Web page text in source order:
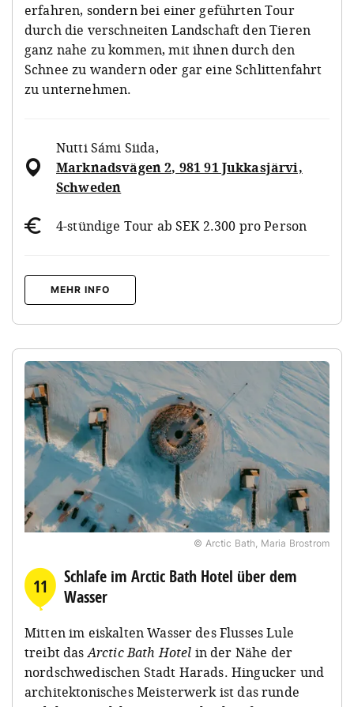
erfahren, sondern bei einer geführten Tour
durch die verschneiten Landschaft den Tieren
ganz nahe zu kommen, mit ihnen durch den
Schnee zu wandern oder gar eine Schlittenfahrt
zu unternehmen.
Nutti Sámi Siida,
Marknadsvägen 2, 981 91 Jukkasjärvi,
Schweden
4-stündige Tour ab SEK 2.300 pro Person
MEHR INFO
© Arctic Bath, Maria Brostrom
11
Schlafe im Arctic Bath Hotel über dem
Wasser
Mitten im eiskalten Wasser des Flusses Lule
treibt dasArctic Bath Hotel in der Nähe der
nordschwedischen Stadt Harads. Hingucker und
architektonisches Meisterwerk ist das runde